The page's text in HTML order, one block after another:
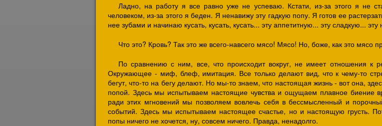
Ладно, на работу я все равно уже не успеваю. Кстати, из-за этого я не
человеком, из-за этого я беден. Я ненавижу эту гадкую попу. Я готов ее
нее зубами и начинаю кусать, кусать, кусать... эту аппетитную... эту сладкую...
Что это? Кровь? Так это же всего-навсего мясо! Мясо! Но, боже, как это мясо
По сравнению с ним, все, что происходит вокруг, не имеет отношения к
Окружающее - миф, блеф, имитация. Все только делают вид, что к чему-то
бегут, что-то на бегу делают. Но мы-то знаем, что настоящая жизнь - вот она,
попой. Здесь мы испытываем настоящие чувства и ощущаем плавное биение
ради этих мгновений мы позволяем вовлечь себя в бессмысленный и
событий. Здесь мы испытываем настоящее счастье, но и настоящую грусть.
попы ничего не хочется, ну, совсем ничего. Правда, ненадолго.